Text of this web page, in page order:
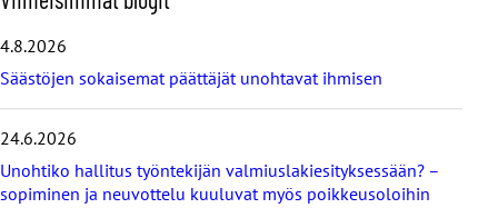
h
a
v
i
i
m
e
4.8.2026
Säästöjen sokaisemat päättäjät unohtavat ihmisen
24.6.2026
Unohtiko hallitus työntekijän valmiuslakiesityksessään? –
sopiminen ja neuvottelu kuuluvat myös poikkeusoloihin